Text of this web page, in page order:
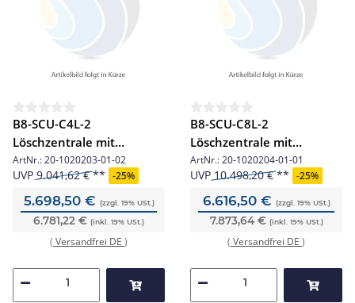
B8-SCU-C4L-2
Löschzentrale mit
Bedienfeld/4LB
ArtNr.: 20-1020203-01-02
UVP 9.041,62 € -25%
5.698,50 € (zzgl. 19% USt.)
6.781,22 € (inkl. 19% USt.)
( Versandfrei DE )
B8-SCU-C8L-2
Löschzentrale mit
Bedienfeld/8LB
ArtNr.: 20-1020204-01-01
UVP 10.498,20 € -25%
6.616,50 € (zzgl. 19% USt.)
7.873,64 € (inkl. 19% USt.)
( Versandfrei DE )